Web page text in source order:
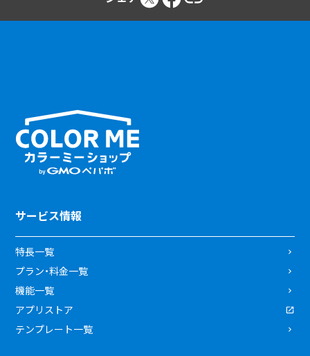
サービス情報
特長一覧
プラン・料金一覧
機能一覧
アプリストア
テンプレート一覧